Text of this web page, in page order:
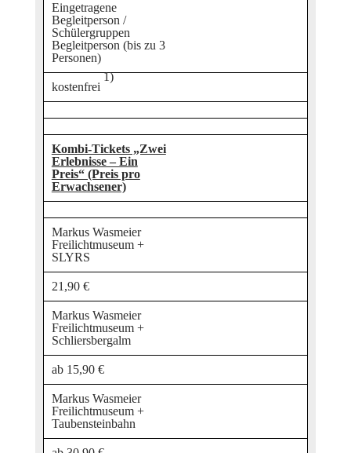
Eingetragene
Begleitperson /
Schülergruppen
Begleitperson (bis zu 3
Personen)
kostenfrei
1)
Kombi-Tickets „Zwei
Erlebnisse – Ein
Preis“ (Preis pro
Erwachsener)
Markus Wasmeier
Freilichtmuseum +
SLYRS
21,90 €
Markus Wasmeier
Freilichtmuseum +
Schliersbergalm
ab 15,90 €
Markus Wasmeier
Freilichtmuseum +
Taubensteinbahn